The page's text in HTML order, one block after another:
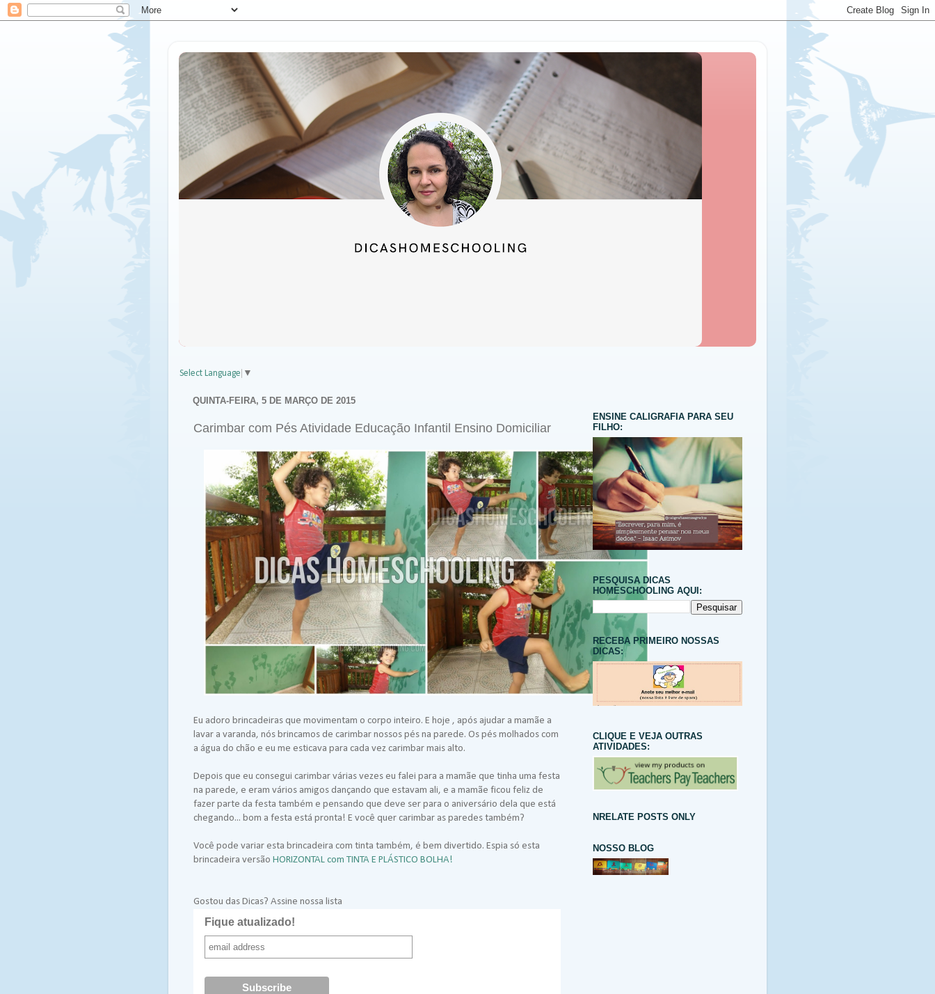
Select Language ▼
QUINTA-FEIRA, 5 DE MARÇO DE 2015
Carimbar com Pés Atividade Educação Infantil Ensino Domiciliar
Eu adoro brincadeiras que movimentam o corpo inteiro. E hoje , após ajudar a mamãe a
lavar a varanda, nós brincamos de carimbar nossos pés na parede. Os pés molhados com
a água do chão e eu me esticava para cada vez carimbar mais alto.
Depois que eu consegui carimbar várias vezes eu falei para a mamãe que tinha uma festa
na parede, e eram vários amigos dançando que estavam ali, e a mamãe ficou feliz de
fazer parte da festa também e pensando que deve ser para o aniversário dela que está
chegando... bom a festa está pronta! E você quer carimbar as paredes também?
Você pode variar esta brincadeira com tinta também, é bem divertido. Espia só esta
brincadeira versão HORIZONTAL com TINTA E PLÁSTICO BOLHA!
Gostou das Dicas? Assine nossa lista
Fique atualizado!
ENSINE CALIGRAFIA PARA SEU
FILHO:
PESQUISA DICAS
HOMESCHOOLING AQUI:
RECEBA PRIMEIRO NOSSAS
DICAS:
CLIQUE E VEJA OUTRAS
ATIVIDADES:
NRELATE POSTS ONLY
NOSSO BLOG